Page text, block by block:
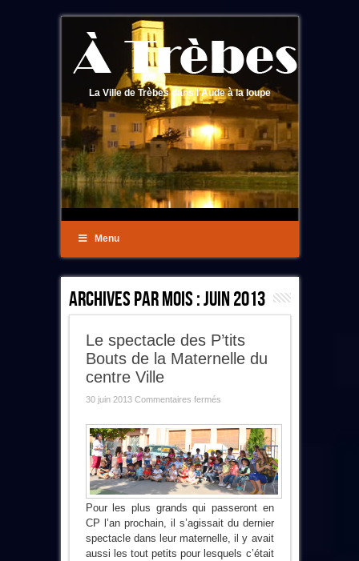
La Ville de Trèbes dans l'Aude à la loupe
Menu
Archives Par Mois :Juin 2013
Le spectacle des P’tits
Bouts de la Maternelle du
centre Ville
30 juin 2013 Commentaires ferméssur
des
P’tits
Bouts
de
la
Maternelle
du
centre
Ville
Pour les plus grands qui passeront en
CP l’an prochain, il s’agissait du dernier
spectacle dans leur maternelle, il y avait
aussi les tout petits pour lesquels c’était